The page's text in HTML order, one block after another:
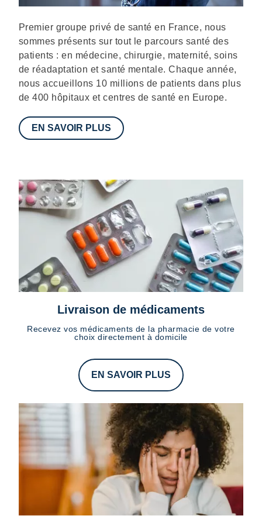
Description
Premier groupe privé de santé en France, nous
sommes présents sur tout le parcours santé des
patients : en médecine, chirurgie, maternité, soins
de réadaptation et santé mentale. Chaque année,
nous accueillons 10 millions de patients dans plus
de 400 hôpitaux et centres de santé en Europe.
EN SAVOIR PLUS
Livraison de médicaments
Recevez vos médicaments de la pharmacie de votre
choix directement à domicile
EN SAVOIR PLUS